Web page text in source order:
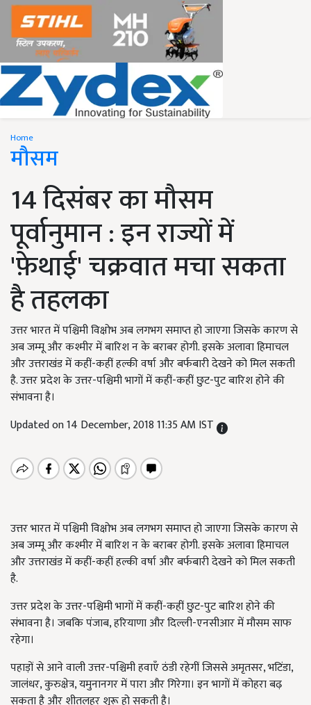
Home
मौसम
14 दिसंबर का मौसम
पूर्वानुमान : इन राज्यों में
'फ़ेथाई' चक्रवात मचा सकता
है तहलका
उत्तर भारत में पश्चिमी विक्षोभ अब लगभग समाप्त हो जाएगा जिसके कारण से
अब जम्मू और कश्मीर में बारिश न के बराबर होगी. इसके अलावा हिमाचल
और उत्तराखंड में कहीं-कहीं हल्की वर्षा और बर्फबारी देखने को मिल सकती
है. उत्तर प्रदेश के उत्तर-पश्चिमी भागों में कहीं-कहीं छुट-पुट बारिश होने की
संभावना है।
Updated on 14 December, 2018 11:35 AM IST
उत्तर भारत में पश्चिमी विक्षोभ अब लगभग समाप्त हो जाएगा जिसके कारण से
अब जम्मू और कश्मीर में बारिश न के बराबर होगी. इसके अलावा हिमाचल
और उत्तराखंड में कहीं-कहीं हल्की वर्षा और बर्फबारी देखने को मिल सकती
है.
उत्तर प्रदेश के उत्तर-पश्चिमी भागों में कहीं-कहीं छुट-पुट बारिश होने की
संभावना है। जबकि पंजाब, हरियाणा और दिल्ली-एनसीआर में मौसम साफ
रहेगा।
पहाड़ों से आने वाली उत्तर-पश्चिमी हवाएँ ठंडी रहेगीं जिससे अमृतसर, भटिंडा,
जालंधर, कुरुक्षेत्र, यमुनानगर में पारा और गिरेगा। इन भागों में कोहरा बढ़
सकता है और शीतलहर शुरू हो सकती है।